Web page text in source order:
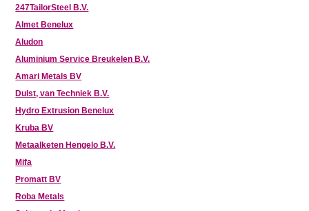
247TailorSteel B.V.
Almet Benelux
Aludon
Aluminium Service Breukelen B.V.
Amari Metals BV
Dulst, van Techniek B.V.
Hydro Extrusion Benelux
Kruba BV
Metaalketen Hengelo B.V.
Mifa
Promatt BV
Roba Metals